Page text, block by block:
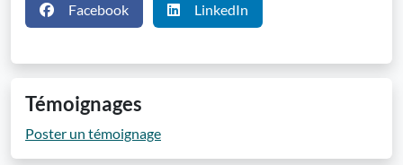
Facebook LinkedIn
Témoignages
Poster un témoignage